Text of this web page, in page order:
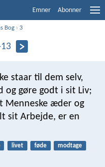
Emner Abonner
Bog ›3
staar til dem selv,
og gøre godt i sit Liv;
Menneske æder og
sit Arbejde, er en
livet føde
modtage